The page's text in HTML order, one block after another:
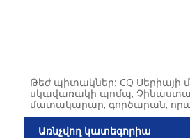
Թեժ պիտակներ: CQ Սերիայի
սկավառակի պոմպ,
մատակարար, գործարան,
Առնչվող կատեգորիա